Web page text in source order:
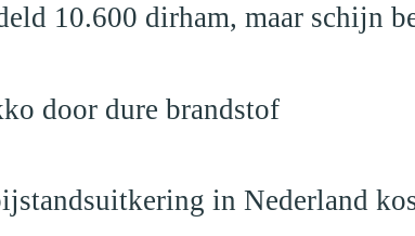
10.600 dirham, maar schijn
door dure brandstof
in Nederland